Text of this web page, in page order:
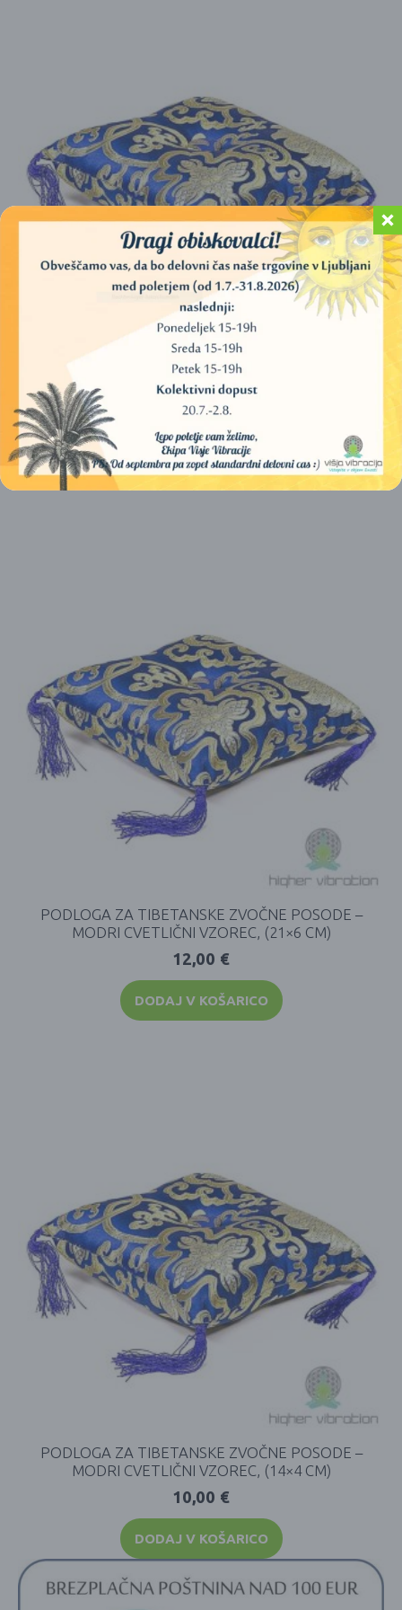
PODLOGA ZA TIBETANSKE ZVOČNE POSODE –
MODRI CVETLIČNI VZOREC, (12×4 CM)
7,00€
DODAJ V KOŠARICO
PODLOGA ZA TIBETANSKE ZVOČNE POSODE –
MODRI CVETLIČNI VZOREC, (21×6 CM)
12,00 €
DODAJ V KOŠARICO
PODLOGA ZA TIBETANSKE ZVOČNE POSODE –
MODRI CVETLIČNI VZOREC, (14×4 CM)
10,00 €
DODAJ V KOŠARICO